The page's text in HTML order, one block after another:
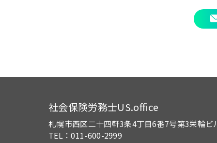
社会保険労務士US.office
札幌市西区二十四軒3条4丁目6番7号第3栄輪ビ
TEL：011-600-2999